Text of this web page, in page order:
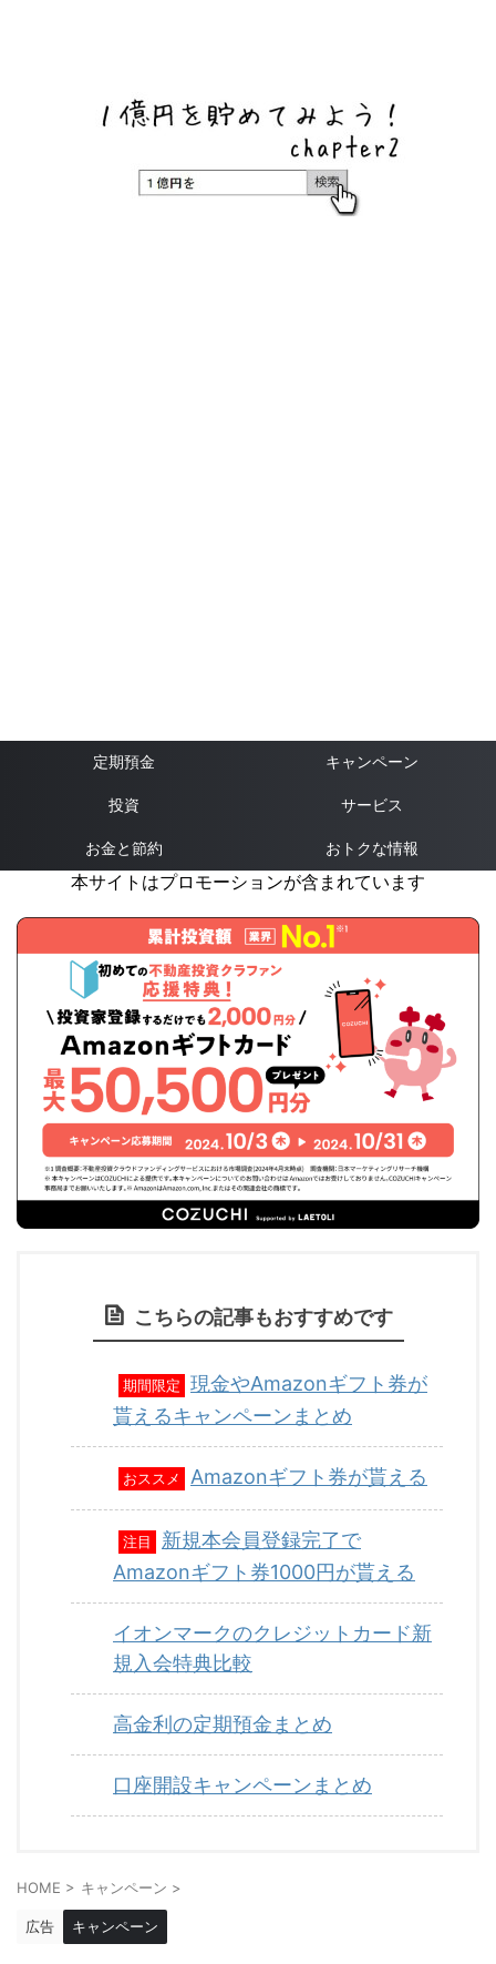
定期預金 キャンペーン
投資 サービス
お金と節約 おトクな情報
本サイトはプロモーションが含まれています
こちらの記事もおすすめです
期間限定
現金やAmazonギフト券が
貰えるキャンペーンまとめ
おススメ Amazonギフト券が貰える
注目
新規本会員登録完了で
Amazonギフト券1000円が貰える
イオンマークのクレジットカード新
規入会特典比較
高金利の定期預金まとめ
口座開設キャンペーンまとめ
HOME > キャンペーン >
広告 キャンペーン